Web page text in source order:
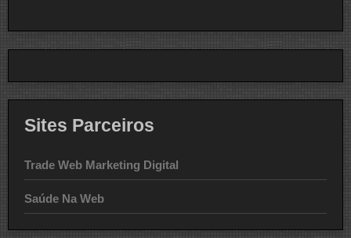
Sites Parceiros
Trade Web Marketing Digital
Saúde Na Web